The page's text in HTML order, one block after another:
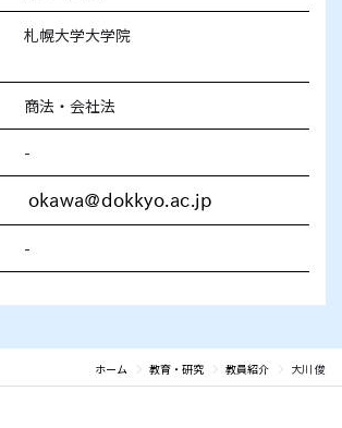
札幌大学大学院
商法・会社法
-
-
ホーム 教育・研究 教員紹介 大川 俊